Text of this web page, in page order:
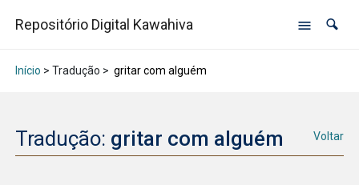
Repositório Digital Kawahiva
Início > Tradução > gritar com alguém
Tradução: gritar com alguém Voltar